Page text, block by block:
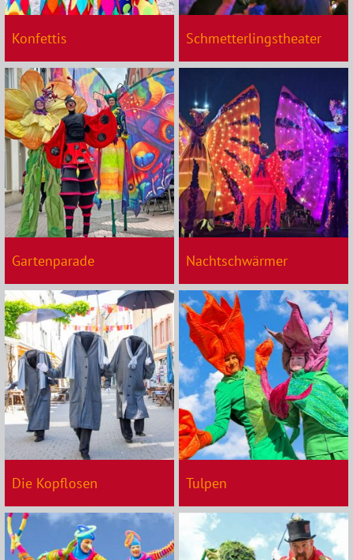
Konfettis Schmetterlingstheater
Gartenparade Nachtschwärmer
Die Kopflosen Tulpen